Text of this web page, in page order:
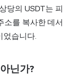
당의 USDT는 피
소를 복사한 데서
었습니다.
닌가?